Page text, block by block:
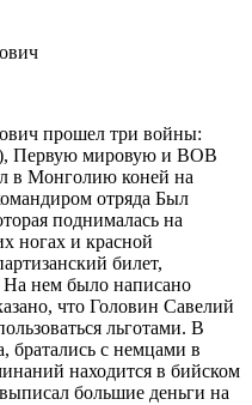
прошел три войны:
Первую мировую и ВОВ
в Монголию коней на
отряда Был
поднималась на
ногах и красной
билет,
нем было написано
что Головин Савелий
льготами. В
с немцами в
находится в бийском
большие деньги на